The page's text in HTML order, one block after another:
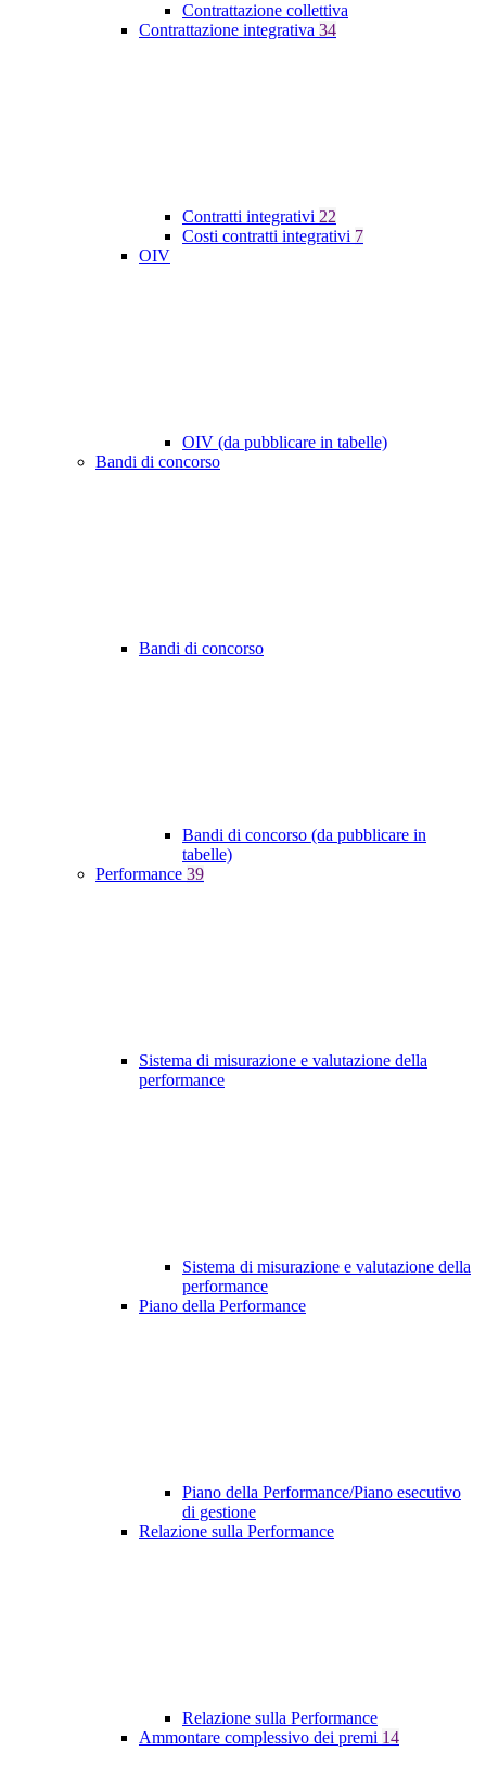
Contrattazione collettiva
Contrattazione integrativa 34
Contratti integrativi 22
Costi contratti integrativi 7
OIV
OIV (da pubblicare in tabelle)
Bandi di concorso
Bandi di concorso
Bandi di concorso (da pubblicare in
tabelle)
Performance 39
Sistema di misurazione e valutazione della
performance
Sistema di misurazione e valutazione della
performance
Piano della Performance
Piano della Performance/Piano esecutivo
di gestione
Relazione sulla Performance
Relazione sulla Performance
Ammontare complessivo dei premi 14